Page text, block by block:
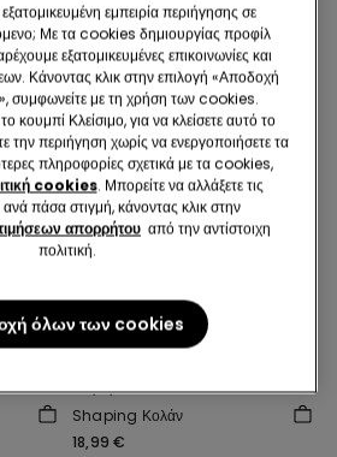
Νέο
Shaping effect
4 Χρώματα
Shaping Κολάν
18,99 €
εμπειρία περιήγησης σε
Με τα cookies δημιουργίας προφίλ
εξατομικευμένες επικοινωνίες και
Κάνοντας κλικ στην επιλογή «Αποδοχή
συμφωνείτε με τη χρήση των cookies.
κουμπί Κλείσιμο, για να κλείσετε αυτό το
την περιήγηση χωρίς να ενεργοποιήσετε τα
πληροφορίες σχετικά με τα cookies,
cookies. Μπορείτε να αλλάξετε τις
πάσα στιγμή, κάνοντας κλικ στην
απορρήτου από την αντίστοιχη
πολιτική.
όλων των cookies